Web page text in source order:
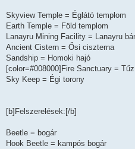
Skyview Temple = Églátó templom
Earth Temple = Föld templom
Lanayru Mining Facility = Lanayru
Ancient Cistern = Ősi ciszterna
Sandship = Homoki hajó
[color=#008000]Fire Sanctuary =
Sky Keep = Égi torony
[b]Felszerelések:[/b]
Beetle = bogár
Hook Beetle = kampós bogár